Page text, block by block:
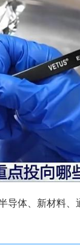
导体、新材料、